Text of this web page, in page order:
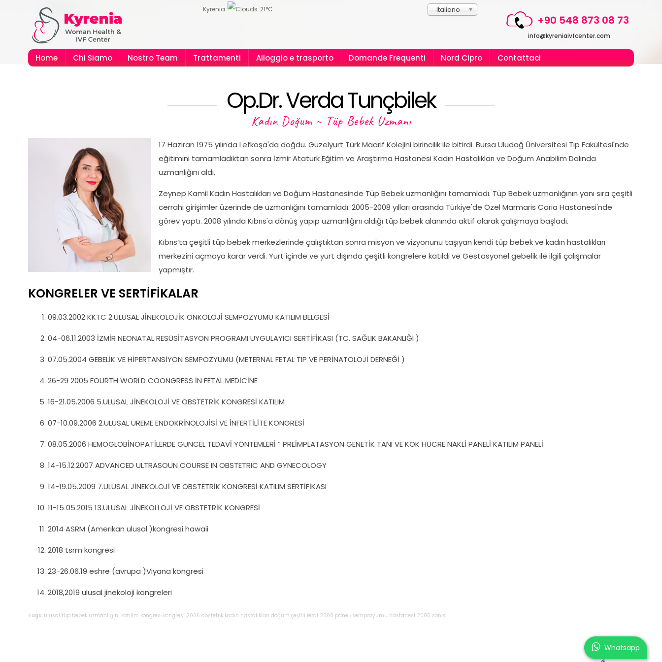
Italiano
Kyrenia 21°C
+90 548 873 08 73
info@kyreniaivfcenter.com
Home Chi Siamo Nostro Team Trattamenti Alloggio e trasporto Domande Frequenti Nord Cipro Contattaci
Op.Dr. Verda Tunçbilek
Kadın Doğum ~ Tüp Bebek Uzmanı
17 Haziran 1975 yılında Lefkoşa'da doğdu. Güzelyurt Türk Maarif Kolejini birincilik ile bitirdi. Bursa Uludağ Üniversitesi Tıp Fakültesi'nde
eğitimini tamamladıktan sonra İzmir Atatürk Eğitim ve Araştırma Hastanesi Kadın Hastalıkları ve Doğum Anabilim Dalında
uzmanlığını aldı.
Zeynep Kamil Kadın Hastalıkları ve Doğum Hastanesinde Tüp Bebek uzmanlığını tamamladı. Tüp Bebek uzmanlığının yanı sıra çeşitli
cerrahi girişimler üzerinde de uzmanlığını tamamladı. 2005-2008 yılları arasında Türkiye'de Özel Marmaris Caria Hastanesi'nde
görev yaptı. 2008 yılında Kıbrıs'a dönüş yapıp uzmanlığını aldığı tüp bebek alanında aktif olarak çalışmaya başladı.
Kıbrıs’ta çeşitli tüp bebek merkezlerinde çalıştıktan sonra misyon ve vizyonunu taşıyan kendi tüp bebek ve kadın hastalıkları
merkezini açmaya karar verdi. Yurt içinde ve yurt dışında çeşitli kongrelere katıldı ve Gestasyonel gebelik ile ilgili çalışmalar
yapmıştır.
KONGRELER VE SERTİFİKALAR
09.03.2002 KKTC 2.ULUSAL JİNEKOLOJİK ONKOLOJİ SEMPOZYUMU KATILIM BELGESİ
04-06.11.2003 İZMİR NEONATAL RESÜSİTASYON PROGRAMI UYGULAYICI SERTİFİKASI (TC. SAĞLIK BAKANLIĞI )
07.05.2004 GEBELİK VE HİPERTANSİYON SEMPOZYUMU (METERNAL FETAL TIP VE PERİNATOLOJİ DERNEĞİ )
26-29 2005 FOURTH WORLD COONGRESS İN FETAL MEDİCİNE
16-21.05.2006 5.ULUSAL JİNEKOLOJİ VE OBSTETRİK KONGRESİ KATILIM
07-10.09.2006 2.ULUSAL ÜREME ENDOKRİNOLOJİSİ VE İNFERTİLİTE KONGRESİ
08.05.2006 HEMOGLOBİNOPATİLERDE GÜNCEL TEDAVİ YÖNTEMLERİ “ PREİMPLATASYON GENETİK TANI VE KÖK HÜCRE NAKLİ PANELİ KATILIM PANELİ
14-15.12.2007 ADVANCED ULTRASOUN COURSE IN OBSTETRIC AND GYNECOLOGY
14-19.05.2009 7.ULUSAL JİNEKOLOJİ VE OBSTETRİK KONGRESİ KATILIM SERTİFİKASI
11-15 05.2015 13.ULUSAL JİNEKOLLOJİ VE OBSTETRİK KONGRESİ
2014 ASRM (Amerikan ulusal )kongresi hawaii
2018 tsrm kongresi
23-26.06.19 eshre (avrupa )Viyana kongresi
2018,2019 ulusal jinekoloji kongreleri
Tags: ulusal tüp bebek uzmanlığını katilim kongresi̇ kongresi 2006 obstetri̇k kadın hastalıkları doğum çeşitli fetal 2008 paneli̇ sempozyumu hastanesi 2005 sonra
Whatsapp